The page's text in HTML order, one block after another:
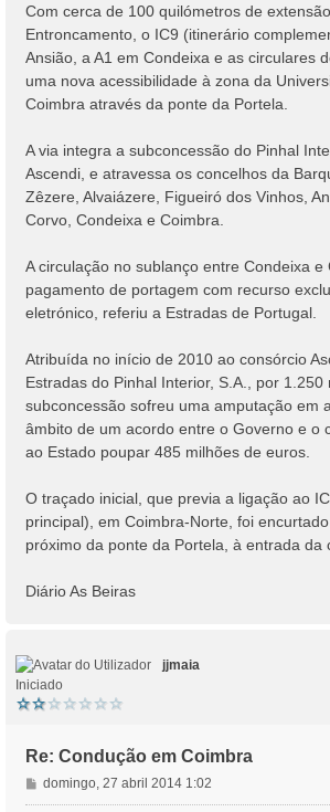
Com cerca de 100 quilómetros de
Entroncamento, o IC9 (itinerário
Ansião, a A1 em Condeixa e as circulares
uma nova acessibilidade à zona da
Coimbra através da ponte da Portela.
A via integra a subconcessão do Pinhal
Ascendi, e atravessa os concelhos da
Zêzere, Alvaiázere, Figueiró dos Vinhos,
Corvo, Condeixa e Coimbra.
A circulação no sublanço entre Condeixa
pagamento de portagem com recurso
eletrónico, referiu a Estradas de Portugal.
Atribuída no início de 2010 ao consórcio
Estradas do Pinhal Interior, S.A., por 1.250
subconcessão sofreu uma amputação em
âmbito de um acordo entre o Governo e o
ao Estado poupar 485 milhões de euros.
O traçado inicial, que previa a ligação ao
principal), em Coimbra-Norte, foi
próximo da ponte da Portela, à entrada da
Diário As Beiras
jjmaia
Iniciado
Re: Condução em Coimbra
M
e
domingo, 27 abril 2014 1:02